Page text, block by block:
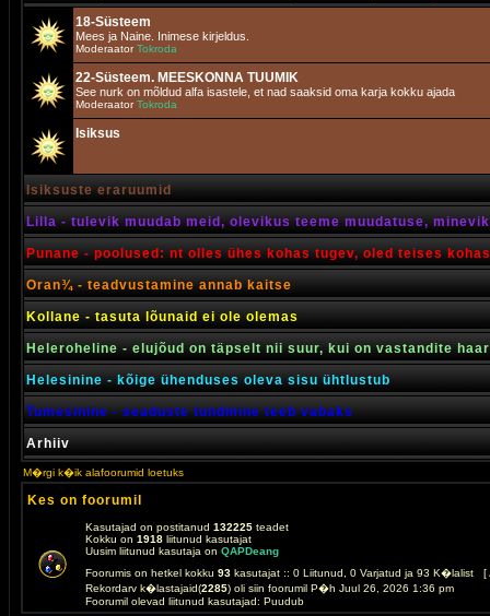
18-Süsteem
Mees ja Naine. Inimese kirjeldus.
ModeraatorTokroda
22-Süsteem. MEESKONNA TUUMIK
See nurk on mõldud alfa isastele, et nad saaksid oma karja kokku ajada
ModeraatorTokroda
Isiksus
Isiksuste eraruumid
Lilla - tulevik muudab meid, olevikus teeme muudatuse,
Punane - poolused: nt olles ühes kohas tugev, oled teises
Oran¾ - teadvustamine annab kaitse
Kollane - tasuta lõunaid ei ole olemas
Heleroheline - elujõud on täpselt nii suur, kui on vastandite
Helesinine - kõige ühenduses oleva sisu ühtlustub
Tumesinine - seaduste tundmine teeb vabaks
Arhiiv
M�rgi k�ik alafoorumid loetuks
Kes on foorumil
Kasutajad on postitanud 132225 teadet
Kokku on 1918 liitunud kasutajat
Uusim liitunud kasutaja on QAPDeang
Foorumis on hetkel kokku 93 kasutajat :: 0 Liitunud, 0 Varjatud ja 93 K�lalist [
Rekordarv k�lastajaid(2285) oli siin foorumil P�h Juul 26, 2026 1:36 pm
Foorumil olevad liitunud kasutajad: Puudub